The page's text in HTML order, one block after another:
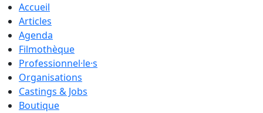
Accueil
Articles
Agenda
Filmothèque
Professionnel·le·s
Organisations
Castings & Jobs
Boutique